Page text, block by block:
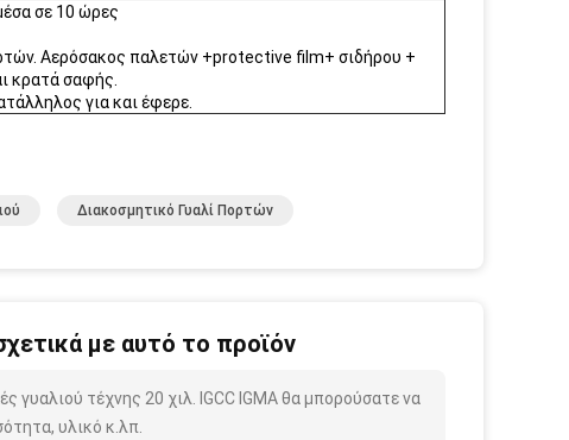
σε 10 ώρες
Αερόσακος παλετών +protective film+ σιδήρου +
κρατά σαφής.
για και έφερε.
Διακοσμητικό Γυαλί Πορτών
με αυτό το προϊόν
τέχνης 20 χιλ. IGCC IGMA θα μπορούσατε να
υλικό κ.λπ.